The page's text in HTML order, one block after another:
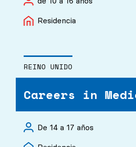
Residencia
REINO UNIDO
Careers in
De 14 a 17 años